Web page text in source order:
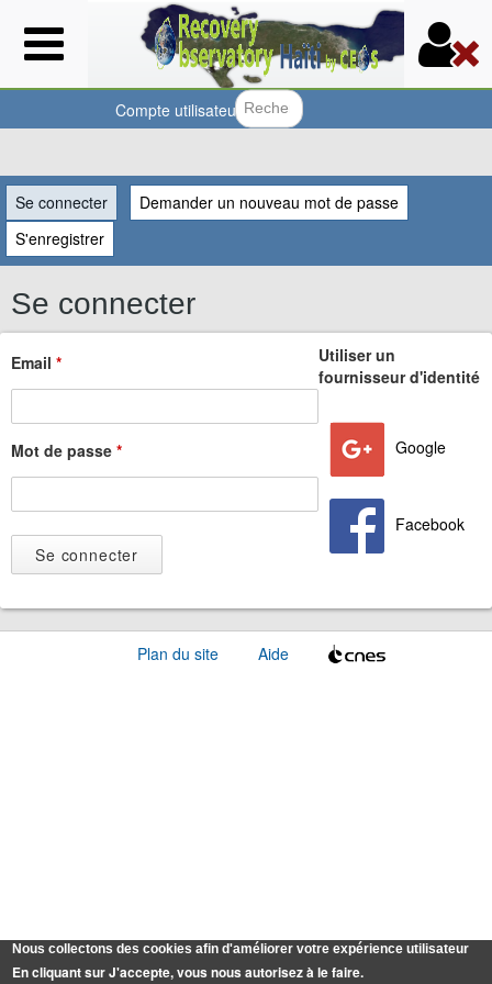
Aller
au
contenu
principal
Vous
êtes
ici
Compte utilisateur
Se connecter (onglet actif)
Demander un nouveau mot de passe
S'enregistrer
Se connecter
Email *
Mot de passe *
Utiliser un
fournisseur d'identité
Google
Facebook
Plan du site Aide
Nous collectons des cookies afin d'améliorer votre expérience utilisateur
En cliquant sur J'accepte, vous nous autorisez à le faire.